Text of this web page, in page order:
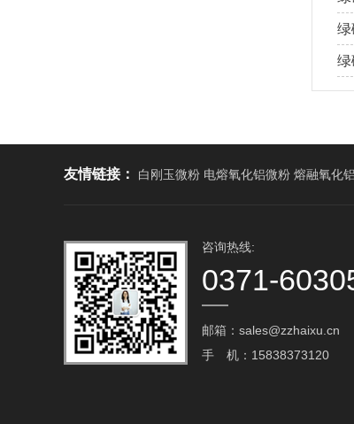
友情链接： 白刚玉微粉 电熔氧化铝微粉 熔融氧化
咨询热线:
0371-
邮箱：sales@zzhaixu.cn
手 机：15838373120